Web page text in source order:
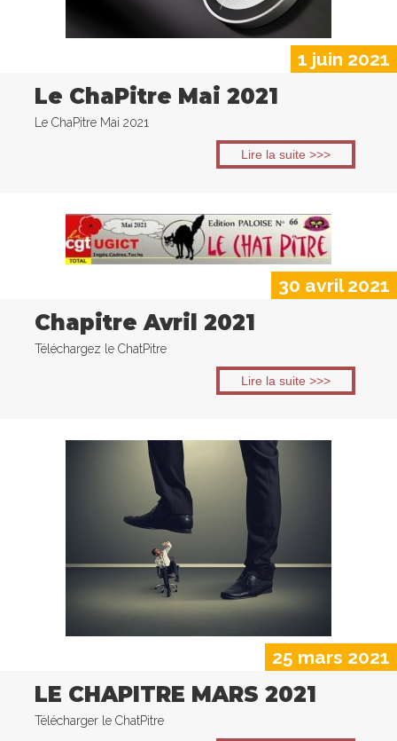
1 juin 2021
Le ChaPitre Mai 2021
Le ChaPitre Mai 2021
Lire la suite >>>
30 avril 2021
Chapitre Avril 2021
Téléchargez le ChatPitre
Lire la suite >>>
25 mars 2021
LE CHAPITRE MARS 2021
Télécharger le ChatPitre